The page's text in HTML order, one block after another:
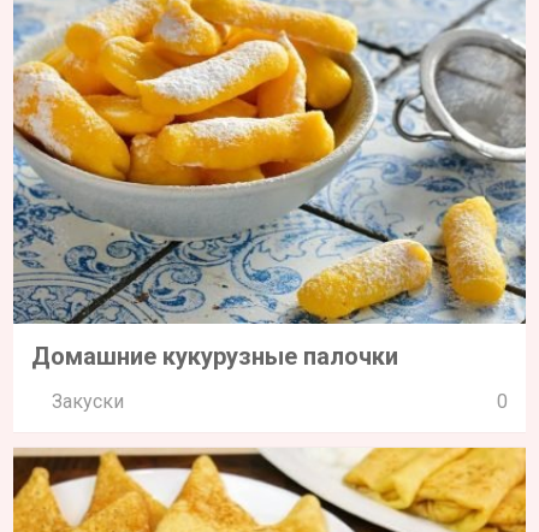
Домашние кукурузные палочки
Закуски 0